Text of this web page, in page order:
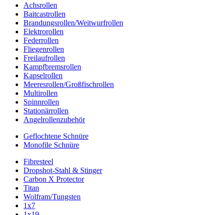
Achsrollen
Baitcastrollen
Brandungsrollen/Weitwurfrollen
Elektrorollen
Federrollen
Fliegenrollen
Freilaufrollen
Kampfbremsrollen
Kapselrollen
Meeresrollen/Großfischrollen
Multirollen
Spinnrollen
Stationärrollen
Angelrollenzubehör
Geflochtene Schnüre
Monofile Schnüre
Fibresteel
Dropshot-Stahl & Stinger
Carbon X Protector
Titan
Wolfram/Tungsten
1x7